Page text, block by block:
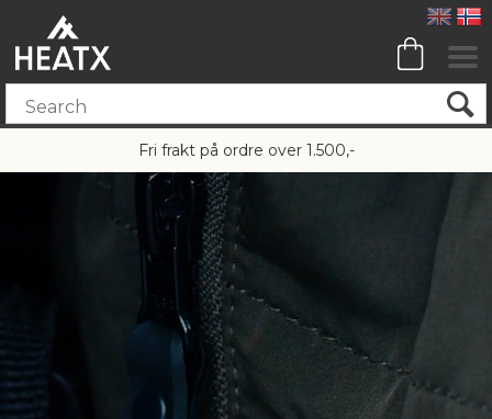
Fri frakt på ordre over 1.500,-